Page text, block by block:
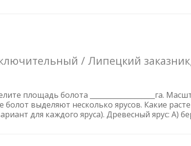
/ Липецкий
площадь болота ___________________га.
выделяют несколько ярусов. Какие
для каждого яруса). Древесный ярус: А)